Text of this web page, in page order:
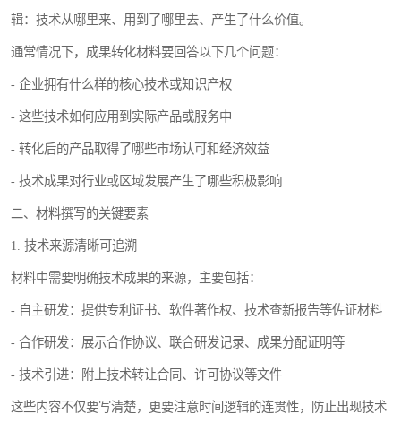
辑：技术从哪里来、用到了哪里去、产生了什么价值。
通常情况下，成果转化材料要回答以下几个问题：
- 企业拥有什么样的核心技术或知识产权
- 这些技术如何应用到实际产品或服务中
- 转化后的产品取得了哪些市场认可和经济效益
- 技术成果对行业或区域发展产生了哪些积极影响
二、材料撰写的关键要素
1. 技术来源清晰可追溯
材料中需要明确技术成果的来源，主要包括：
- 自主研发：提供专利证书、软件著作权、技术查新报告等佐证材料
- 合作研发：展示合作协议、联合研发记录、成果分配证明等
- 技术引进：附上技术转让合同、许可协议等文件
这些内容不仅要写清楚，更要注意时间逻辑的连贯性，防止出现技术